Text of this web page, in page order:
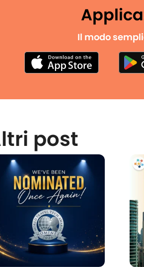
Il modo
post